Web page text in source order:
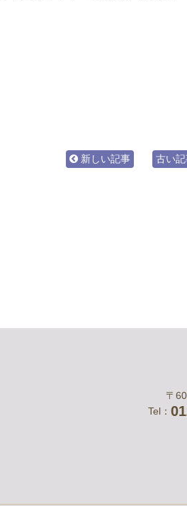
新しい記事 古い
〒
Tel：